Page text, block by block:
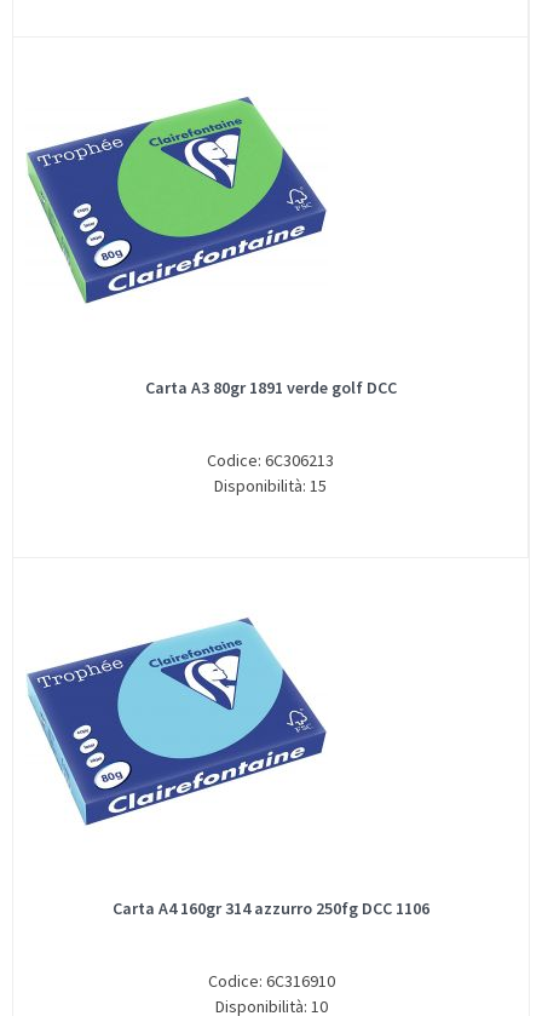
Carta A3 80gr 1891 verde golf DCC
Codice: 6C306213
Disponibilità: 15
Carta A4 160gr 314 azzurro 250fg DCC 1106
Codice: 6C316910
Disponibilità: 10